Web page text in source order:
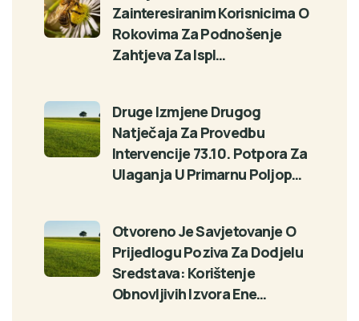
Zainteresiranim Korisnicima O
Rokovima Za Podnošenje
Zahtjeva Za Ispl…
Druge Izmjene Drugog
Natječaja Za Provedbu
Intervencije 73.10. Potpora Za
Ulaganja U Primarnu Poljop…
Otvoreno Je Savjetovanje O
Prijedlogu Poziva Za Dodjelu
Sredstava: Korištenje
Obnovljivih Izvora Ene…